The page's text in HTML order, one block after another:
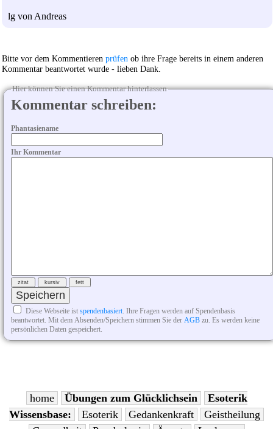
lg von Andreas
Bitte vor dem Kommentieren prüfen ob ihre Frage bereits in einem anderen
Kommentar beantwortet wurde - lieben Dank.
Hier können Sie einen Kommentar hinterlassen
Kommentar schreiben:
Phantasiename
Ihr Kommentar
Diese Webseite ist spendenbasiert. Ihre Fragen werden auf Spendenbasis
beantwortet. Mit dem Absenden/Speichern stimmen Sie der AGBzu. Es werden keine
persönlichen Daten gespeichert.
home Übungen zum Glücklichsein
Esoterik
Wissensbase:
Esoterik Gedankenkraft
Geistheilung